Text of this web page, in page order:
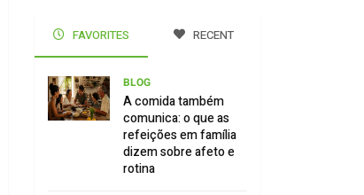
FAVORITES RECENT
BLOG
A comida também
comunica: o que as
refeições em família
dizem sobre afeto e
rotina